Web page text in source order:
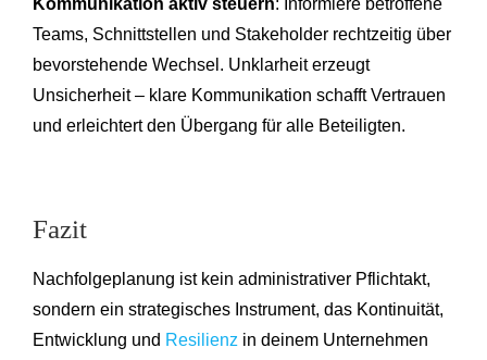
Kommunikation aktiv steuern: Informiere betroffene
Teams, Schnittstellen und Stakeholder rechtzeitig über
bevorstehende Wechsel. Unklarheit erzeugt
Unsicherheit – klare Kommunikation schafft Vertrauen
und erleichtert den Übergang für alle Beteiligten.
Fazit
Nachfolgeplanung ist kein administrativer Pflichtakt,
sondern ein strategisches Instrument, das Kontinuität,
Entwicklung und Resilienz in deinem Unternehmen